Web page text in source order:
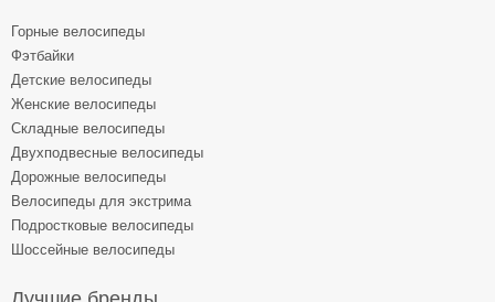
Горные велосипеды
Фэтбайки
Детские велосипеды
Женские велосипеды
Складные велосипеды
Двухподвесные велосипеды
Дорожные велосипеды
Велосипеды для экстрима
Подростковые велосипеды
Шоссейные велосипеды